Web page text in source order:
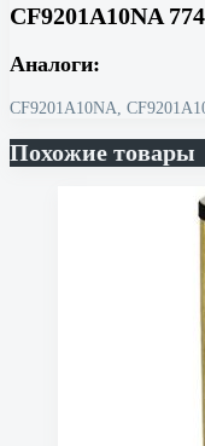
CF9201A10NA
Аналоги:
CF9201A10NA,
Похожие товары